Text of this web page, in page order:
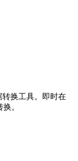
换工具。即时在
。